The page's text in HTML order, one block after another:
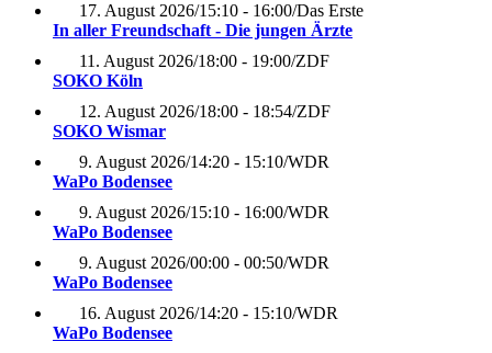
17. August 2026/15:10 - 16:00/Das Erste
In aller Freundschaft - Die jungen Ärzte
11. August 2026/18:00 - 19:00/ZDF
SOKO Köln
12. August 2026/18:00 - 18:54/ZDF
SOKO Wismar
9. August 2026/14:20 - 15:10/WDR
WaPo Bodensee
9. August 2026/15:10 - 16:00/WDR
WaPo Bodensee
9. August 2026/00:00 - 00:50/WDR
WaPo Bodensee
16. August 2026/14:20 - 15:10/WDR
WaPo Bodensee